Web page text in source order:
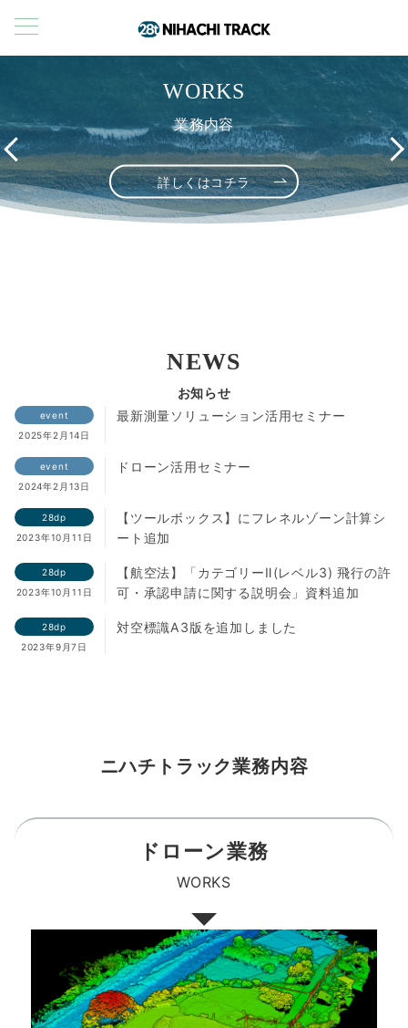
WORKS
業務内容
詳しくはコチラ
28 DRONE SCHOOL
ニハチドローンスクール
詳しくはコチラ
28 DRONE PILOT
ニハチドローンパイロット
詳しくはコチラ
NEWS
お知らせ
event
2025年2月14日
最新測量ソリューション活用セミナー
event
2024年2月13日
ドローン活用セミナー
28dp
2023年10月11日
【ツールボックス】にフレネルゾーン計算シ
ート追加
28dp
2023年10月11日
【航空法】「カテゴリーⅡ(レベル3) 飛行の許
可・承認申請に関する説明会」資料追加
28dp
2023年9月7日
対空標識A3版を追加しました
ニハチトラック業務内容
ドローン業務
WORKS